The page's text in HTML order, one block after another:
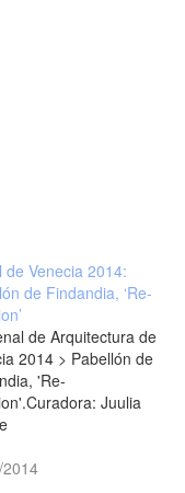
de Venecia 2014:
de Findandia, ‘Re-
de Arquitectura de
2014 > Pabellón de
'Re-
Juulia